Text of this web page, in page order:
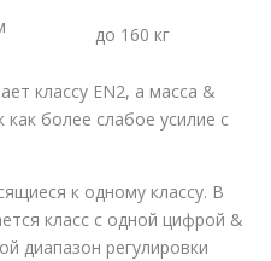
до 160 кг
классу EN2, а масса &
как более слабое усилие с
к одному классу. В
класс с одной цифрой &
диапазон регулировки